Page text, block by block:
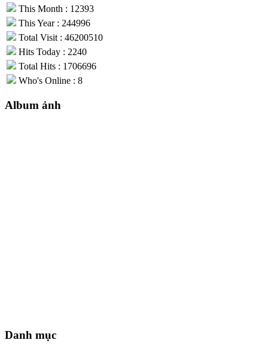
This Month : 12393
This Year : 244996
Total Visit : 46200510
Hits Today : 2240
Total Hits : 1706696
Who's Online : 8
Album ảnh
Danh mục